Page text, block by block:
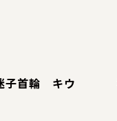
子首輪 キウ